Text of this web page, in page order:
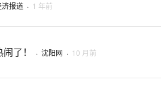
报道 · 1 年前
了！ · 沈阳网 · 10 月前